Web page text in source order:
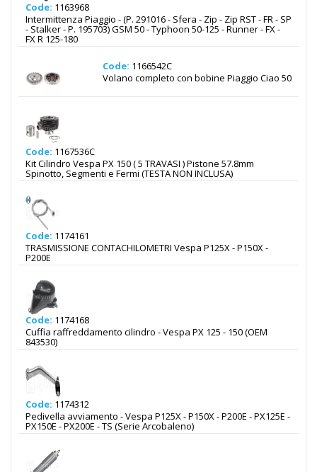
Code: 1163968
Intermittenza Piaggio - (P. 291016 - Sfera - Zip - Zip RST - FR - SP
- Stalker - P. 195703) GSM 50 - Typhoon 50-125 - Runner - FX -
FX R 125-180
Code: 1166542C
Volano completo con bobine Piaggio Ciao 50
Code: 1167536C
Kit Cilindro Vespa PX 150 ( 5 TRAVASI ) Pistone 57.8mm
Spinotto, Segmenti e Fermi (TESTA NON INCLUSA)
Code: 1174161
TRASMISSIONE CONTACHILOMETRI Vespa P125X - P150X -
P200E
Code: 1174168
Cuffia raffreddamento cilindro - Vespa PX 125 - 150 (OEM
843530)
Code: 1174312
Pedivella avviamento - Vespa P125X - P150X - P200E - PX125E -
PX150E - PX200E - TS (Serie Arcobaleno)